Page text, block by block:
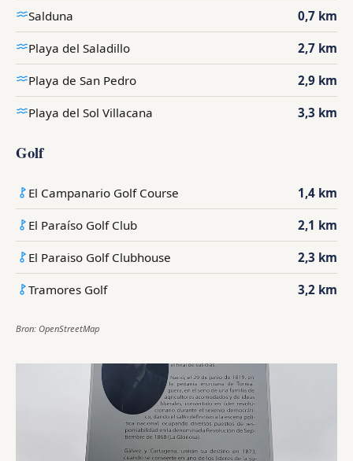
Salduna 0,7 km
Playa del Saladillo 2,7 km
Playa de San Pedro 2,9 km
Playa del Sol Villacana 3,3 km
Golf
El Campanario Golf Course 1,4 km
El Paraíso Golf Club 2,1 km
El Paraiso Golf Clubhouse 2,3 km
Tramores Golf 3,2 km
Bron: OpenStreetMap